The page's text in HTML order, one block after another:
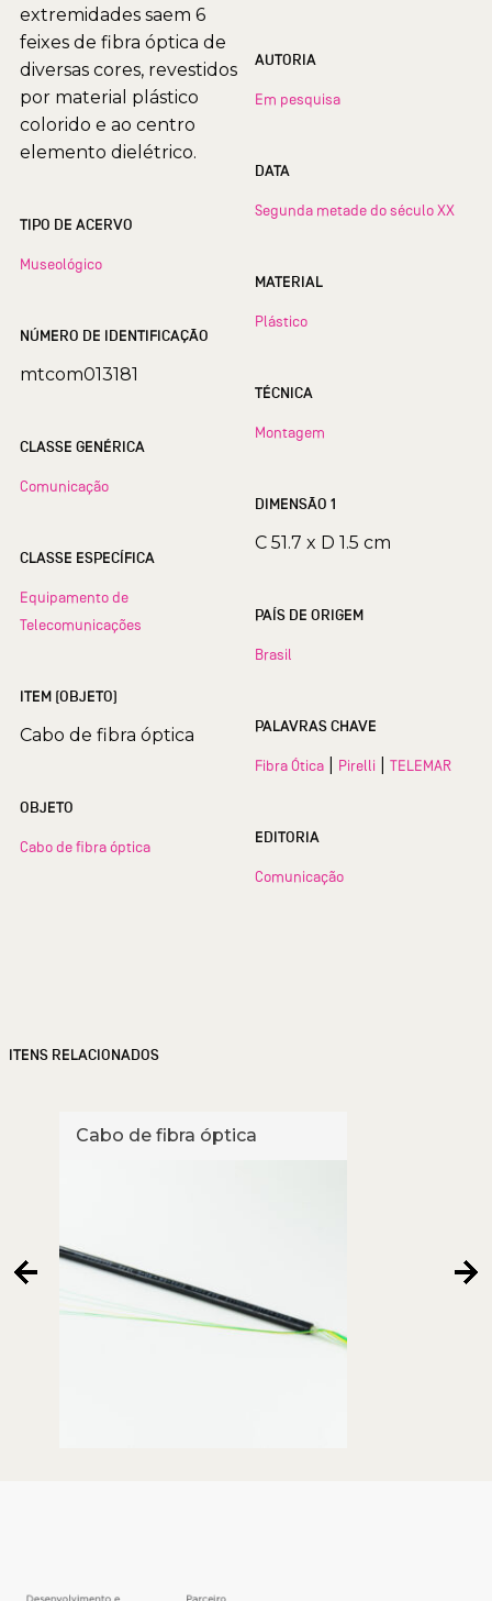
extremidades saem 6
feixes de fibra óptica de
diversas cores, revestidos
por material plástico
colorido e ao centro
elemento dielétrico.
TIPO DE ACERVO
Museológico
NÚMERO DE IDENTIFICAÇÃO
mtcom013181
CLASSE GENÉRICA
Comunicação
CLASSE ESPECÍFICA
Equipamento de
Telecomunicações
ITEM (OBJETO)
Cabo de fibra óptica
OBJETO
Cabo de fibra óptica
AUTORIA
Em pesquisa
DATA
Segunda metade do século XX
MATERIAL
Plástico
TÉCNICA
Montagem
DIMENSÃO 1
C 51.7 x D 1.5 cm
PAÍS DE ORIGEM
Brasil
PALAVRAS CHAVE
Fibra Ótica Pirelli TELEMAR
EDITORIA
Comunicação
ITENS RELACIONADOS
Cabo de fibra óptica